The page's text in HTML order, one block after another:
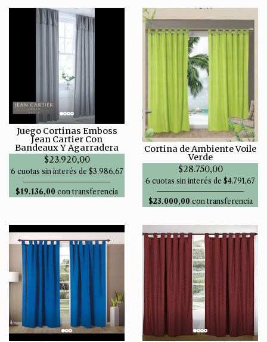
Juego Cortinas Emboss
Jean Cartier Con
Bandeaux Y Agarradera
$23.920,00
6 cuotas sin interés de $3.986,67
$19.136,00 con transferencia
Cortina de Ambiente Voile
Verde
$28.750,00
6 cuotas sin interés de $4.791,67
$23.000,00 con transferencia